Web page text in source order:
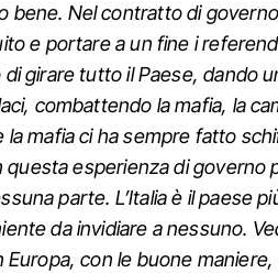
bene. Nel contratto di governo
e portare a un fine i
girare tutto il Paese, dando
combattendo la mafia, la
la mafia ci ha sempre fatto
questa esperienza di governo
parte. L’Italia è il paese
da invidiare a nessuno.
Europa, con le buone